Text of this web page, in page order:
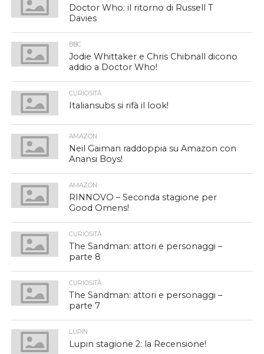
Doctor Who: il ritorno di Russell T
Davies
BBC
Jodie Whittaker e Chris Chibnall dicono
addio a Doctor Who!
CURIOSITÀ
Italiansubs si rifà il look!
AMAZON
Neil Gaiman raddoppia su Amazon con
Anansi Boys!
AMAZON
RINNOVO – Seconda stagione per
Good Omens!
CURIOSITÀ
The Sandman: attori e personaggi –
parte 8
CURIOSITÀ
The Sandman: attori e personaggi –
parte 7
LUPIN
Lupin stagione 2: la Recensione!